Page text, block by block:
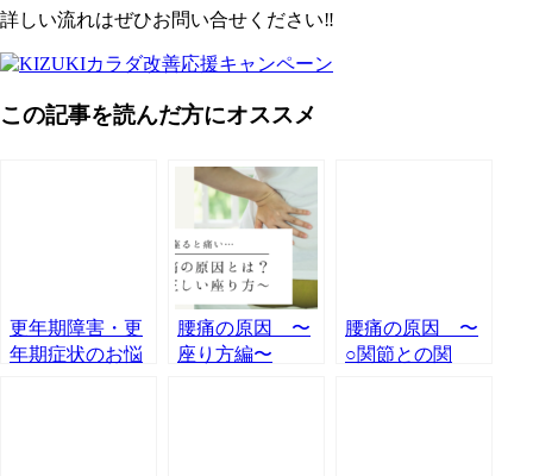
詳しい流れはぜひお問い合せください‼︎
この記事を読んだ方にオススメ
更年期障害・更
年期症状のお悩
腰痛の原因 〜
座り方編〜
腰痛の原因 〜
○関節との関